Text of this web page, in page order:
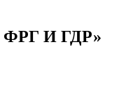
ФРГ И ГДР»